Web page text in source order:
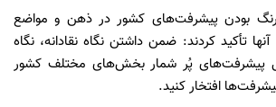
بودن پیشرفت‌های کشور در ذهن و مواضع
تأکید کردند: ضمن داشتن نگاه نقادانه، نگاه
پیشرفت‌های پُر شمار بخش‌های مختلف کشور
افتخار کنید.